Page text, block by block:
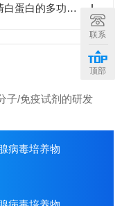
探索生命科学的基石：深入解析牛血清白蛋白的多功能角色与应用潜力
子/免疫试剂的研发
病毒培养物
联系
顶部